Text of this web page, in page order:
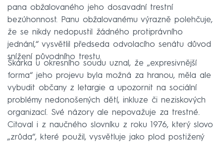
pana obžalovaného jeho dosavadní trestní
bezúhonnost. Panu obžalovanému výrazně polehčuje,
že se nikdy nedopustil žádného protiprávního
jednání,“ vysvětlil předseda odvolacího senátu důvod
snížení původního trestu.
Škárka u okresního soudu uznal, že „expresivnější
forma“ jeho projevu byla možná za hranou, měla ale
vybudit občany z letargie a upozornit na sociální
problémy nedonošených dětí, inkluze či neziskových
organizací. Své názory ale nepovažuje za trestné.
Citoval i z naučného slovníku z roku 1976, který slovo
„zrůda“, které použil, vysvětluje jako plod postižený